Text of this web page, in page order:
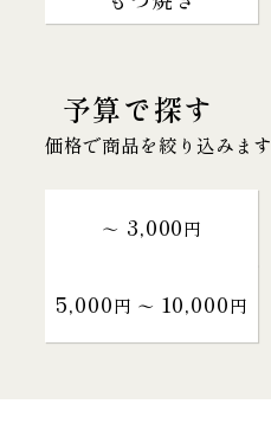
予算で探す
価格で商品を絞り込みます
～ 3,000円
5,000円 〜 10,000円